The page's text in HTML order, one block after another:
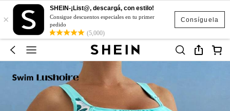
Consíguela
×
SHEIN-¡List@, descargá, con estilo!
Consigue descuentos especiales en tu primer
pedido
(5,000)